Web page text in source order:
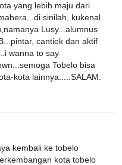
yang lebih maju dari
sinilah, kukenal
Lusy...alumnus
cantiek dan aktif
wanna to say
Tobelo bisa
kota lainnya.....SALAM.
kembali ke tobelo
kota tobelo